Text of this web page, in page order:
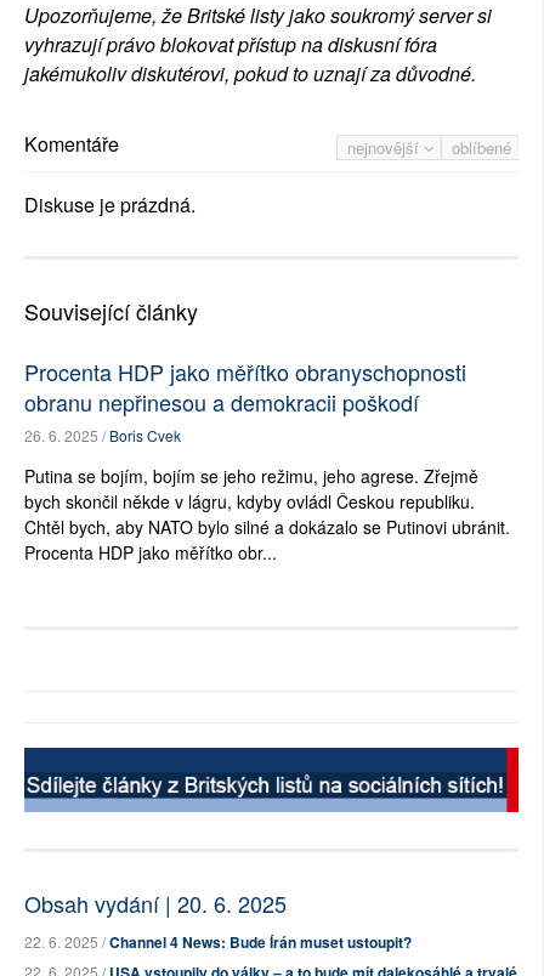
Upozorňujeme, že Britské listy jako soukromý server si
vyhrazují právo blokovat přístup na diskusní fóra
jakémukoliv diskutérovi, pokud to uznají za důvodné.
nejnovější oblíbené
Komentáře
Diskuse je prázdná.
Související články
Procenta HDP jako měřítko obranyschopnosti
obranu nepřinesou a demokracii poškodí
26. 6. 2025 /Boris Cvek
Putina se bojím, bojím se jeho režimu, jeho agrese. Zřejmě
bych skončil někde v lágru, kdyby ovládl Českou republiku.
Chtěl bych, aby NATO bylo silné a dokázalo se Putinovi ubránit.
Procenta HDP jako měřítko obr...
Obsah vydání | 20. 6. 2025
22. 6. 2025 /Channel 4 News: Bude Írán muset ustoupit?
22. 6. 2025 /